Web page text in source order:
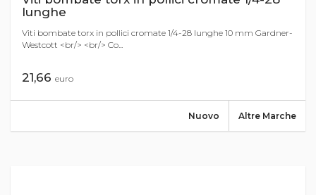
lunghe
Viti bombate torx in pollici cromate 1/4-28 lunghe 10 mm Gardner-
Westcott <br/> <br/> Co...
21,66 euro
Altre Marche
Nuovo